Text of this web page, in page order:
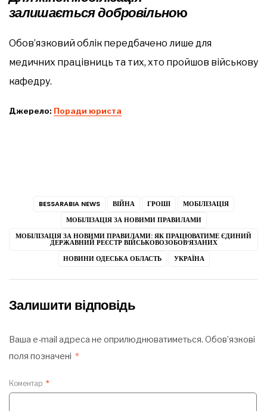
залишається добровільною
Обов’язковий облік передбачено лише для
медичних працівниць та тих, хто пройшов військову
кафедру.
Джерело: Поради юриста
BESSARABIA NEWS ВІЙНА ГРОШІ
МОБІЛІЗАЦІЯ
МОБІЛІЗАЦІЯ ЗА НОВИМИ ПРАВИЛАМИ
МОБІЛІЗАЦІЯ ЗА НОВИМИ ПРАВИЛАМИ: ЯК ПРАЦЮВАТИМЕ ЄДИНИЙ
ДЕРЖАВНИЙ РЕЄСТР ВІЙСЬКОВОЗОБОВ’ЯЗАНИХ
НОВИНИ ОДЕСЬКА ОБЛАСТЬ
УКРАЇНА
Залишити відповідь
Ваша e-mail адреса не оприлюднюватиметься. Обов’язкові
поля позначені *
Коментар *